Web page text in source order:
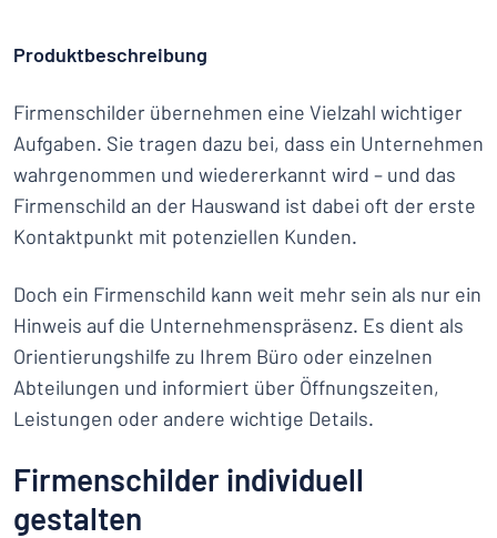
Produktbeschreibung
Firmenschilder übernehmen eine Vielzahl wichtiger
Aufgaben. Sie tragen dazu bei, dass ein Unternehmen
wahrgenommen und wiedererkannt wird – und das
Firmenschild an der Hauswand ist dabei oft der erste
Kontaktpunkt mit potenziellen Kunden.
Doch ein Firmenschild kann weit mehr sein als nur ein
Hinweis auf die Unternehmenspräsenz. Es dient als
Orientierungshilfe zu Ihrem Büro oder einzelnen
Abteilungen und informiert über Öffnungszeiten,
Leistungen oder andere wichtige Details.
Firmenschilder individuell
gestalten